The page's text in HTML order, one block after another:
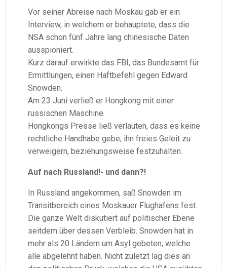
Vor seiner Abreise nach Moskau gab er ein
Interview, in welchem er behauptete, dass die
NSA schon fünf Jahre lang chinesische Daten
ausspioniert.
Kurz darauf erwirkte das FBI, das Bundesamt für
Ermittlungen, einen Haftbefehl gegen Edward
Snowden.
Am 23 Juni verließ er Hongkong mit einer
russischen Maschine.
Hongkongs Presse ließ verlauten, dass es keine
rechtliche Handhabe gebe, ihn freies Geleit zu
verweigern, beziehungsweise festzuhalten.
Auf nach Russland!- und dann?!
In Russland angekommen, saß Snowden im
Transitbereich eines Moskauer Flughafens fest.
Die ganze Welt diskutiert auf politischer Ebene
seitdem über dessen Verbleib. Snowden hat in
mehr als 20 Ländern um Asyl gebeten, welche
alle abgelehnt haben. Nicht zuletzt lag dies an